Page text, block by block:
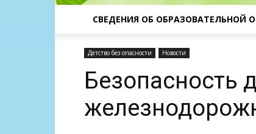
СВЕДЕНИЯ ОБ ОБРАЗОВАТЕЛЬНОЙ
Детство без опасности Новости
Безопасность